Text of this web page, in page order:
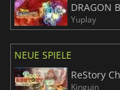
Yuplay
NEUE SPIELE
ReStory
Kinguin